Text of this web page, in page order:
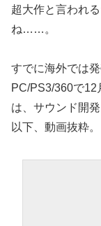
超大作と言われ
ね……。
すでに海外では
PC/PS3/360で12
は、サウンド開
以下、動画抜粋。